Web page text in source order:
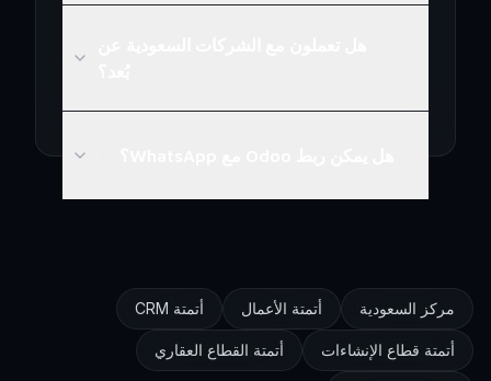
مركز السعودية أتمتة الأعمال أتمتة CRM
أتمتة قطاع الإنشاءات أتمتة القطاع العقاري